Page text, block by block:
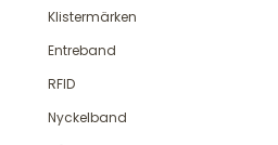
Klistermärken
Entreband
RFID
Nyckelband